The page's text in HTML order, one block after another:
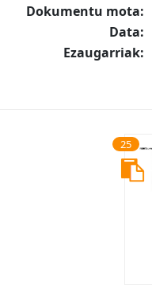
Dokumentu mota:
Data:
Ezaugarriak:
25